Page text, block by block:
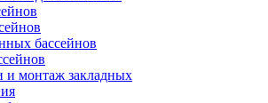
бассейнов
и монтаж закладных